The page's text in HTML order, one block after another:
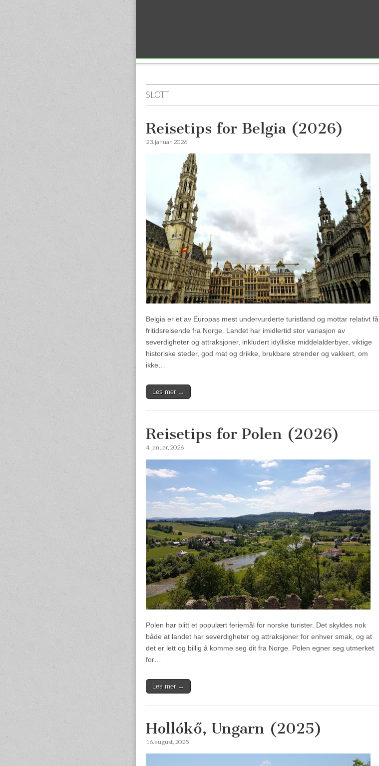
SLOTT
Reisetips for Belgia (2026)
23. januar, 2026
Belgia er et av Europas mest undervurderte turistland og mottar relativt få
fritidsreisende fra Norge. Landet har imidlertid stor variasjon av
severdigheter og attraksjoner, inkludert idylliske middelalderbyer, viktige
historiske steder, god mat og drikke, brukbare strender og vakkert, om
ikke…
Les mer →
Reisetips for Polen (2026)
4. januar, 2026
Polen har blitt et populært feriemål for norske turister. Det skyldes nok
både at landet har severdigheter og attraksjoner for enhver smak, og at
det er lett og billig å komme seg dit fra Norge. Polen egner seg utmerket
for…
Les mer →
Hollókő, Ungarn (2025)
16. august, 2025